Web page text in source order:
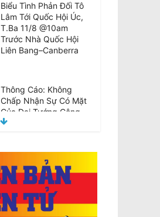
Biểu Tình Phản Đối Tô
Lâm Tới Quốc Hội Úc,
T.Ba 11/8 @10am
Trước Nhà Quốc Hội
Liên Bang–Canberra
Thông Cáo: Không
Chấp Nhận Sự Có Mặt
Của Đại Tướng Công
An –Tổng Bí Thư Kiêm
Announcement:
Objection to the Visit of
General of Public